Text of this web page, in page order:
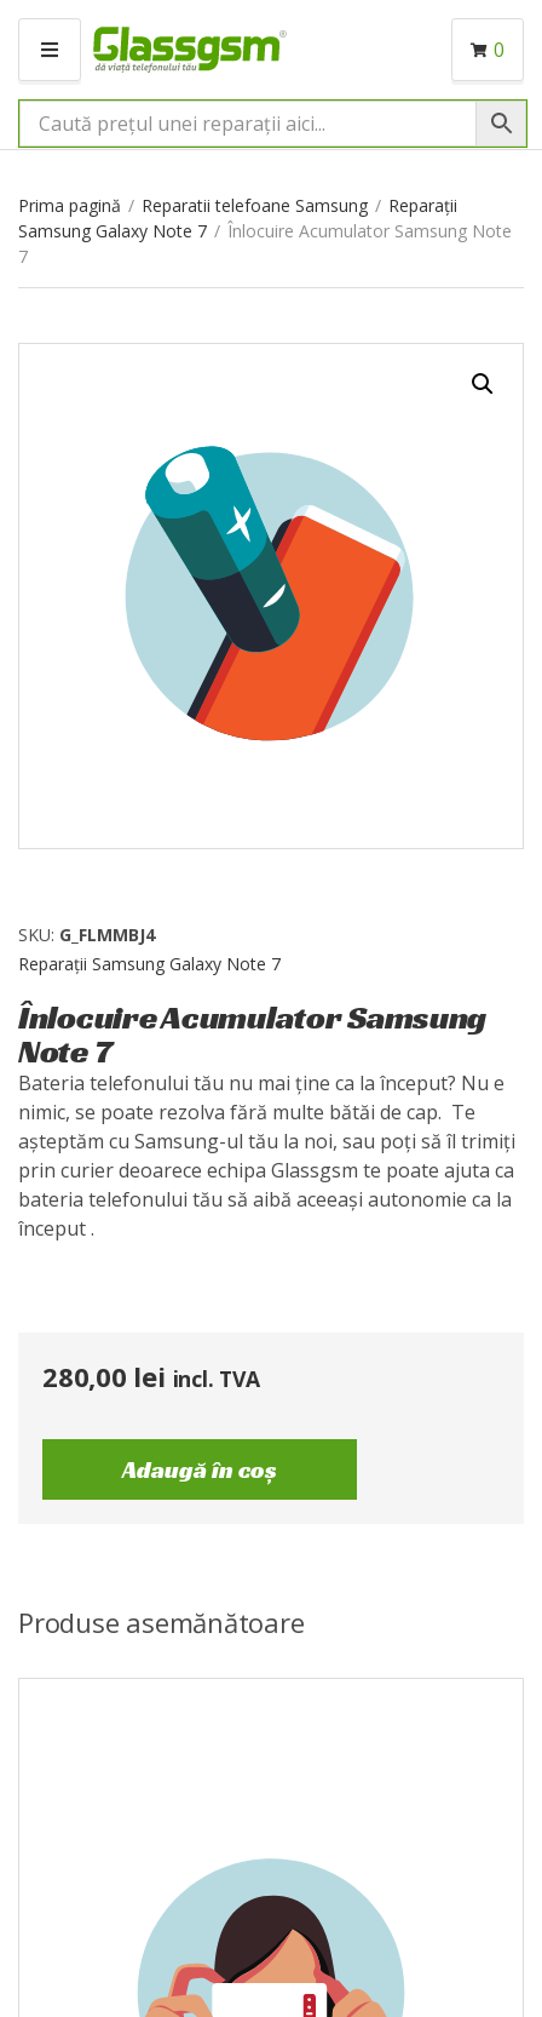
M
N
I
0
Prima pagină / Reparatii telefoane Samsung / Reparații
Samsung Galaxy Note 7 / Înlocuire Acumulator Samsung Note
7
SKU: G_FLMMBJ4
Reparații Samsung Galaxy Note 7
Înlocuire Acumulator Samsung
Note 7
Bateria telefonului tău nu mai ține ca la început? Nu e
nimic, se poate rezolva fără multe bătăi de cap. Te
așteptăm cu Samsung-ul tău la noi, sau poți să îl trimiți
prin curier deoarece echipa Glassgsm te poate ajuta ca
bateria telefonului tău să aibă aceeași autonomie ca la
început .
280,00 lei incl. TVA
Adaugă în coș
Produse asemănătoare